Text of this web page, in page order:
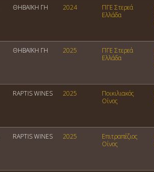
ΘΗΒΑΪΚΗ ΓΗ 2024
ΠΓΕ Στερεά
Ελλάδα
ΘΗΒΑΪΚΗ ΓΗ 2025
ΠΓΕ Στερεά
Ελλάδα
RAPTIS WINES 2025
Ποικιλιακός
Οίνος
RAPTIS WINES 2025
Επιτραπέζιος
Οίνος